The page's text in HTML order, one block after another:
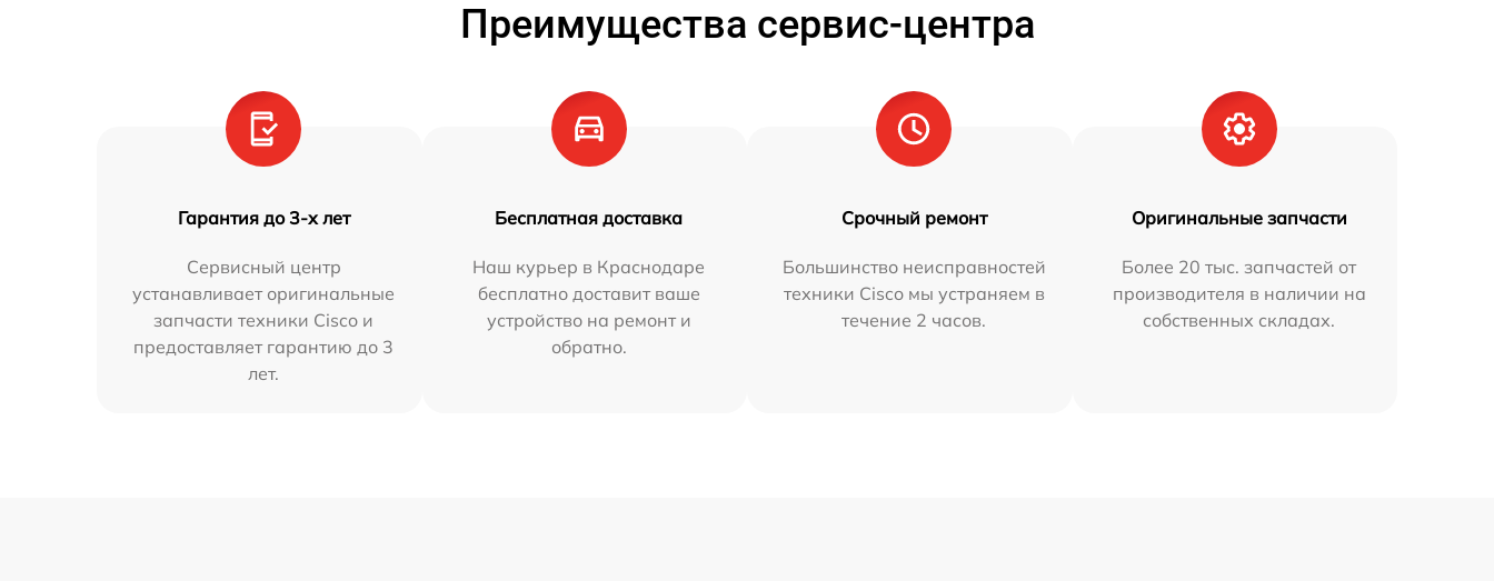
Преимущества сервис-центра
Гарантия до 3-х лет
Сервисный центр
устанавливает оригинальные
запчасти техники Cisco и
предоставляет гарантию до 3
лет.
Бесплатная доставка
Наш курьер в Краснодаре
бесплатно доставит ваше
устройство на ремонт и
обратно.
Срочный ремонт
Большинство неисправностей
техники Cisco мы устраняем в
течение 2 часов.
Оригинальные запчасти
Более 20 тыс. запчастей от
производителя в наличии на
собственных складах.